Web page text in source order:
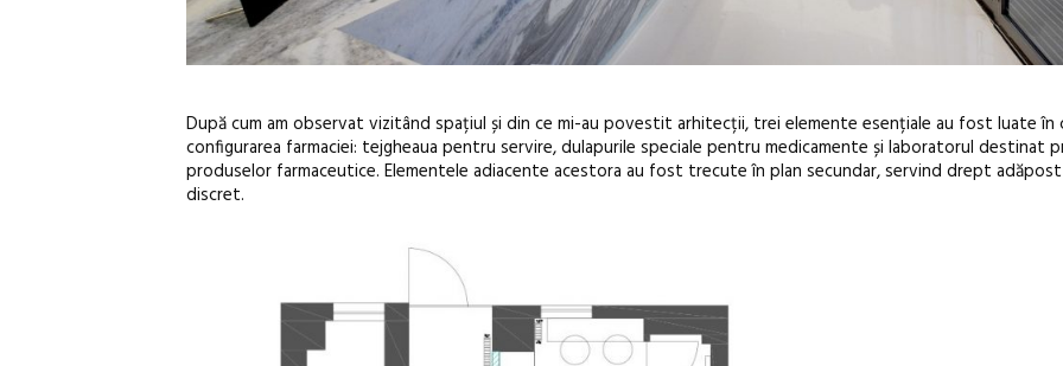
După cum am observat vizitând spațiul și din ce mi-au povestit arhitecții, trei elemente esențiale au fost luate în
configurarea farmaciei: tejgheaua pentru servire, dulapurile speciale pentru medicamente și laboratorul destinat
produselor farmaceutice. Elementele adiacente acestora au fost trecute în plan secundar, servind drept
discret.